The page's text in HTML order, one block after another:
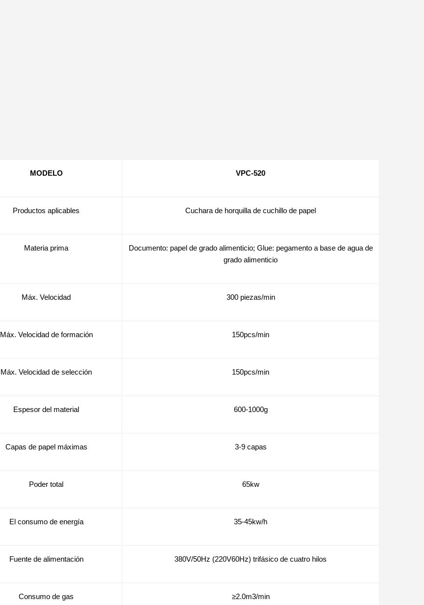
MODELO VPC-520
Productos aplicables Cuchara de horquilla de cuchillo de papel
Materia prima
Documento: papel de grado alimenticio; Glue: pegamento a base de agua de
grado alimenticio
Máx. Velocidad 300 piezas/min
Máx. Velocidad de formación 150pcs/min
Máx. Velocidad de selección 150pcs/min
Espesor del material 600-1000g
Capas de papel máximas 3-9 capas
Poder total 65kw
El consumo de energía 35-45kw/h
Fuente de alimentación 380V/50Hz (220V60Hz) trifásico de cuatro hilos
Consumo de gas ≥2.0m3/min